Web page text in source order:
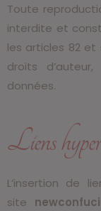
Toute
interdite et
les articles 82 et
droits
données.
Liens
L’insertion de
site